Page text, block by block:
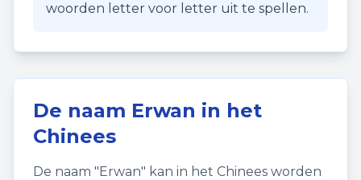
woorden letter voor letter uit te spellen.
De naam Erwan in het
Chinees
De naam "Erwan" kan in het Chinees worden